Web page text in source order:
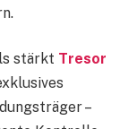
stärkt Tresor
–